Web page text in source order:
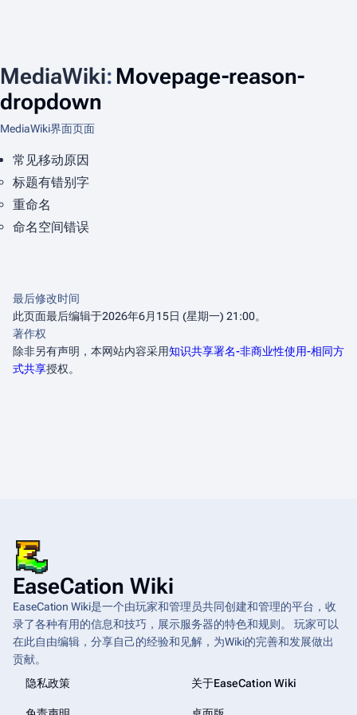
MediaWiki: Movepage-reason-
dropdown
MediaWiki界面页面
常见移动原因
标题有错别字
重命名
命名空间错误
最后修改时间
此页面最后编辑于2026年6月15日 (星期一) 21:00。
著作权
除非另有声明，本网站内容采用知识共享署名-非商业性使用-相同方
式共享授权。
EaseCation Wiki
EaseCation Wiki是一个由玩家和管理员共同创建和管理的平台，收
录了各种有用的信息和技巧，展示服务器的特色和规则。 玩家可以
在此自由编辑，分享自己的经验和见解，为Wiki的完善和发展做出
贡献。
隐私政策
关于EaseCation Wiki